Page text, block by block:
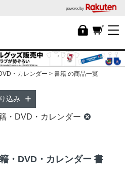
powered by
・カレンダー 書籍 の商品一覧
込み
・DVD・カレンダー
・DVD・カレンダー 書